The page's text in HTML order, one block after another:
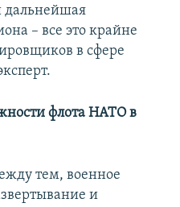
дальнейшая
– все это крайне
в сфере
флота НАТО в
тем, военное
и